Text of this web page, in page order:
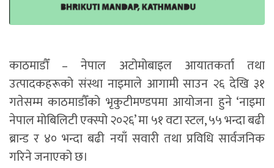
काठमाडौँ – नेपाल अटोमोबाइल आयातकर्ता तथा
उत्पादकहरूको संस्था नाइमाले आगामी साउन २६ देखि ३१
गतेसम्म काठमाडौँको भृकुटीमण्डपमा आयोजना हुने ‘नाइमा
नेपाल मोबिलिटी एक्स्पो २०२६’ मा ५१ वटा स्टल, ५५ भन्दा बढी
ब्रान्ड र ४० भन्दा बढी नयाँ सवारी तथा प्रविधि सार्वजनिक
गरिने जनाएको छ।